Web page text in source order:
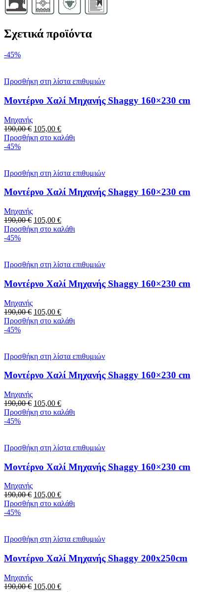
Σχετικά προϊόντα
-45%
Προσθήκη στη λίστα επιθυμιών
Μοντέρνο Χαλί Μηχανής Shaggy 160×230 cm
Μηχανής
190,00€ 105,00 €
Προσθήκη στο καλάθι
-45%
Προσθήκη στη λίστα επιθυμιών
Μοντέρνο Χαλί Μηχανής Shaggy 160×230 cm
Μηχανής
190,00€ 105,00 €
Προσθήκη στο καλάθι
-45%
Προσθήκη στη λίστα επιθυμιών
Μοντέρνο Χαλί Μηχανής Shaggy 160×230 cm
Μηχανής
190,00€ 105,00 €
Προσθήκη στο καλάθι
-45%
Προσθήκη στη λίστα επιθυμιών
Μοντέρνο Χαλί Μηχανής Shaggy 160×230 cm
Μηχανής
190,00€ 105,00 €
Προσθήκη στο καλάθι
-45%
Προσθήκη στη λίστα επιθυμιών
Μοντέρνο Χαλί Μηχανής Shaggy 160×230 cm
Μηχανής
190,00€ 105,00 €
Προσθήκη στο καλάθι
-45%
Προσθήκη στη λίστα επιθυμιών
Μοντέρνο Χαλί Μηχανής Shaggy 200x250cm
Μηχανής
190,00€ 105,00 €